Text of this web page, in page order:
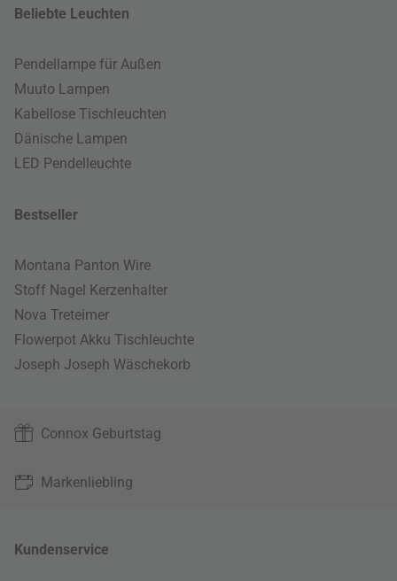
Beliebte Leuchten
Pendellampe für Außen
Muuto Lampen
Kabellose Tischleuchten
Dänische Lampen
LED Pendelleuchte
Bestseller
Montana Panton Wire
Stoff Nagel Kerzenhalter
Nova Treteimer
Flowerpot Akku Tischleuchte
Joseph Joseph Wäschekorb
Connox Geburtstag
Markenliebling
Kundenservice